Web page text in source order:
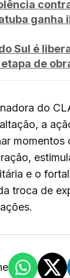
ganha
Sul é
de
do
a
momentos
e o
troca de